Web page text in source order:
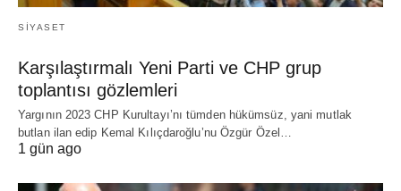
SIYASET
Karşılaştırmalı Yeni Parti ve CHP grup
toplantısı gözlemleri
Yargının 2023 CHP Kurultayı’nı tümden hükümsüz, yani mutlak
butlan ilan edip Kemal Kılıçdaroğlu’nu Özgür Özel…
1 gün ago